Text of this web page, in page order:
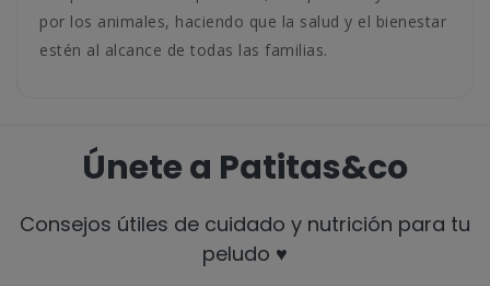
por los animales, haciendo que la salud y el bienestar
estén al alcance de todas las familias.
Únete a Patitas&co
Consejos útiles de cuidado y nutrición para tu
peludo ♥️